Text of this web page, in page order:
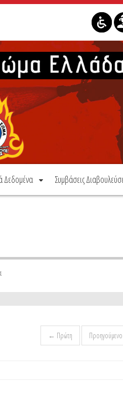
Δεδομένα Συμβάσεις
← Πρώτη Προηγούμενο